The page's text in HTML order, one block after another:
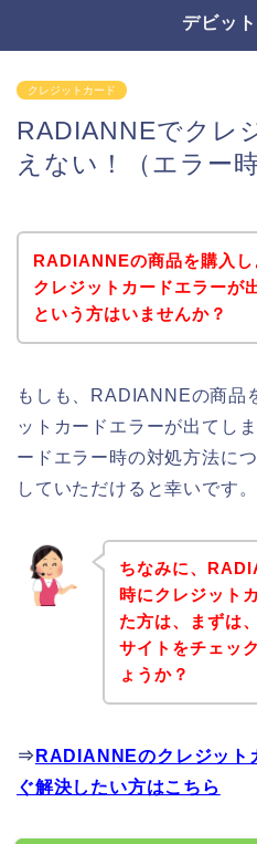
デビッ
クレジットカード
RADIANNEでクレ
えない！（エラー
RADIANNEの商品を購入し
クレジットカードエラーが
という方はいませんか？
もしも、RADIANNEの商品
ットカードエラーが出てし
ードエラー時の対処方法に
していただけると幸いです。
ちなみに、
時にクレジット
た方は、まずは
サイトをチェッ
ょうか？
⇒ RADIANNEのクレジット
ぐ解決したい方はこちら